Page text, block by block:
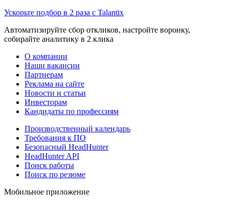
Ускорьте подбор в 2 раза с Talantix
Автоматизируйте сбор откликов, настройте воронку,
собирайте аналитику в 2 клика
О компании
Наши вакансии
Партнерам
Реклама на сайте
Новости и статьи
Инвесторам
Кандидаты по профессиям
Производственный календарь
Требования к ПО
Безопасный HeadHunter
HeadHunter API
Поиск работы
Поиск по резюме
Мобильное приложение